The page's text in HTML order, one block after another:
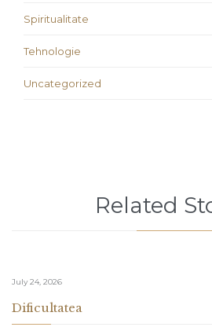
Spiritualitate
Tehnologie
Uncategorized
Related
July 24, 2026
Dificultatea